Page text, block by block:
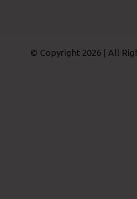
© Copyright 2026 | All